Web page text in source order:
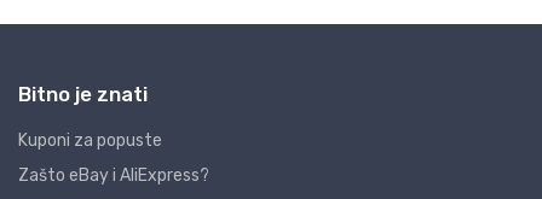
Bitno je znati
Kuponi za popuste
Zašto eBay i AliExpress?